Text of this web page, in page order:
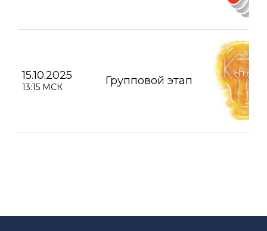
15.10.2025
13:15 МСК Групповой этап